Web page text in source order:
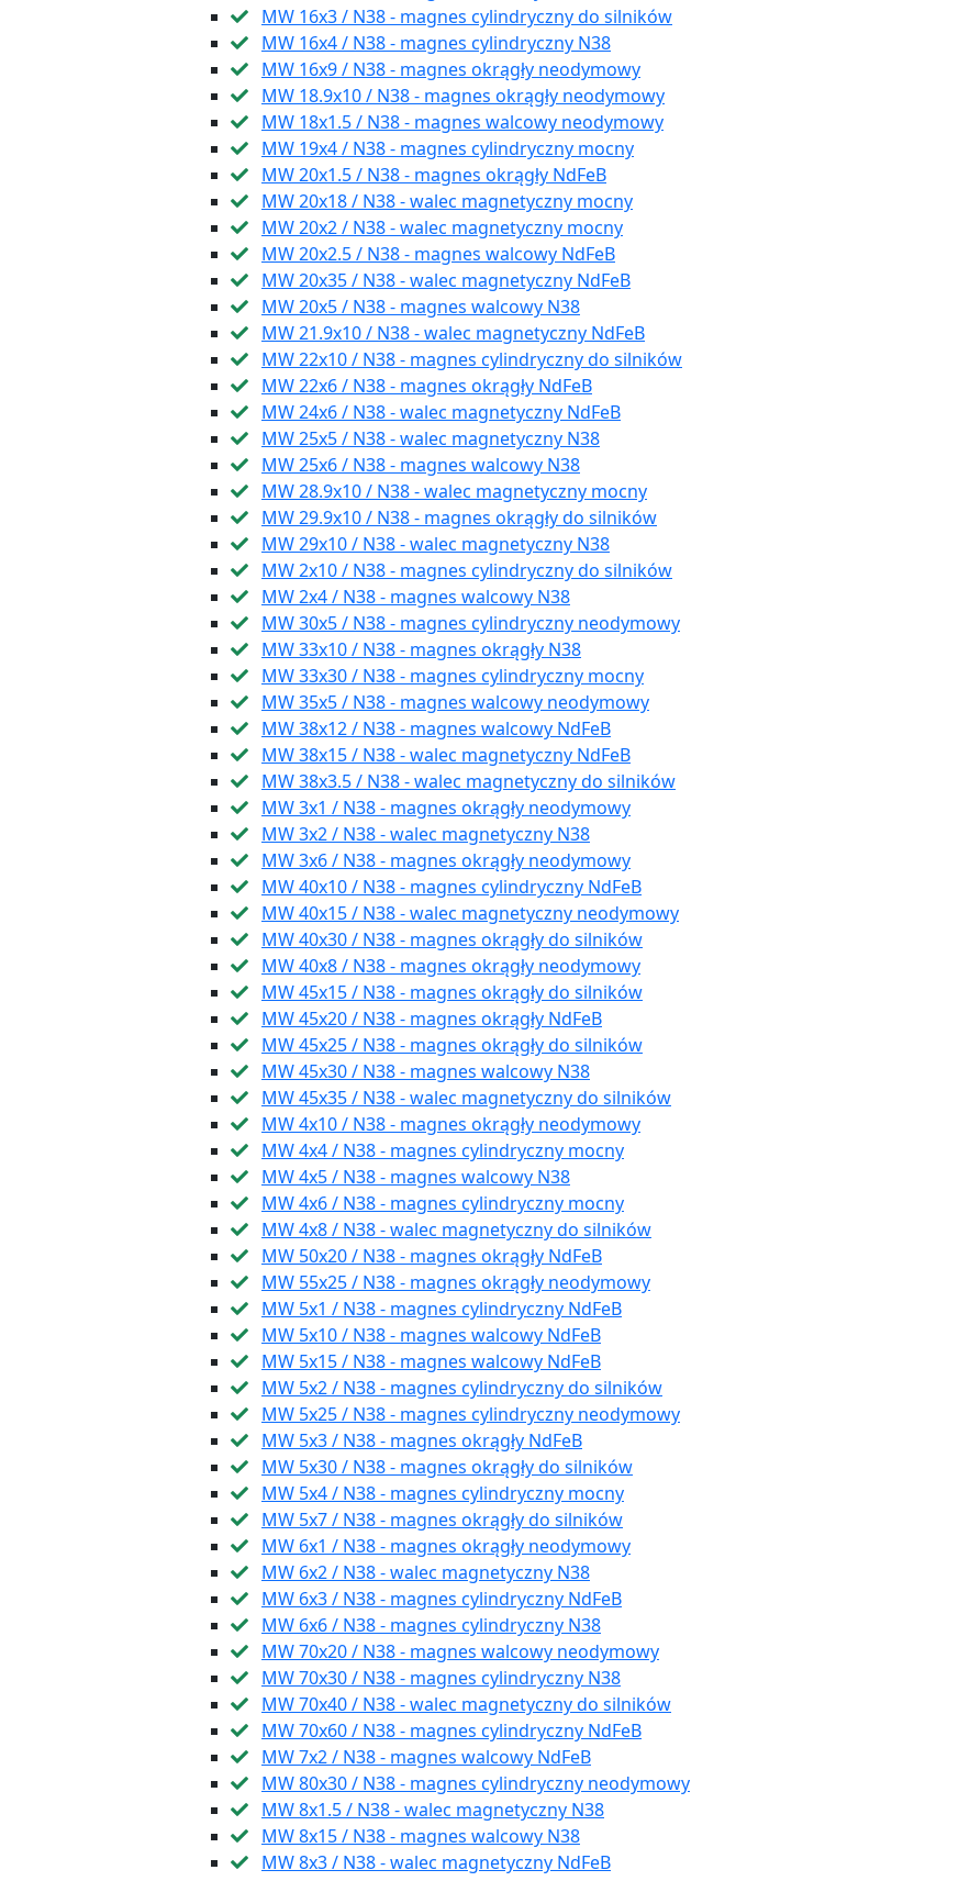
MW 16x3 / N38 - magnes cylindryczny do silników
MW 16x4 / N38 - magnes cylindryczny N38
MW 16x9 / N38 - magnes okrągły neodymowy
MW 18.9x10 / N38 - magnes okrągły neodymowy
MW 18x1.5 / N38 - magnes walcowy neodymowy
MW 19x4 / N38 - magnes cylindryczny mocny
MW 20x1.5 / N38 - magnes okrągły NdFeB
MW 20x18 / N38 - walec magnetyczny mocny
MW 20x2 / N38 - walec magnetyczny mocny
MW 20x2.5 / N38 - magnes walcowy NdFeB
MW 20x35 / N38 - walec magnetyczny NdFeB
MW 20x5 / N38 - magnes walcowy N38
MW 21.9x10 / N38 - walec magnetyczny NdFeB
MW 22x10 / N38 - magnes cylindryczny do silników
MW 22x6 / N38 - magnes okrągły NdFeB
MW 24x6 / N38 - walec magnetyczny NdFeB
MW 25x5 / N38 - walec magnetyczny N38
MW 25x6 / N38 - magnes walcowy N38
MW 28.9x10 / N38 - walec magnetyczny mocny
MW 29.9x10 / N38 - magnes okrągły do silników
MW 29x10 / N38 - walec magnetyczny N38
MW 2x10 / N38 - magnes cylindryczny do silników
MW 2x4 / N38 - magnes walcowy N38
MW 30x5 / N38 - magnes cylindryczny neodymowy
MW 33x10 / N38 - magnes okrągły N38
MW 33x30 / N38 - magnes cylindryczny mocny
MW 35x5 / N38 - magnes walcowy neodymowy
MW 38x12 / N38 - magnes walcowy NdFeB
MW 38x15 / N38 - walec magnetyczny NdFeB
MW 38x3.5 / N38 - walec magnetyczny do silników
MW 3x1 / N38 - magnes okrągły neodymowy
MW 3x2 / N38 - walec magnetyczny N38
MW 3x6 / N38 - magnes okrągły neodymowy
MW 40x10 / N38 - magnes cylindryczny NdFeB
MW 40x15 / N38 - walec magnetyczny neodymowy
MW 40x30 / N38 - magnes okrągły do silników
MW 40x8 / N38 - magnes okrągły neodymowy
MW 45x15 / N38 - magnes okrągły do silników
MW 45x20 / N38 - magnes okrągły NdFeB
MW 45x25 / N38 - magnes okrągły do silników
MW 45x30 / N38 - magnes walcowy N38
MW 45x35 / N38 - walec magnetyczny do silników
MW 4x10 / N38 - magnes okrągły neodymowy
MW 4x4 / N38 - magnes cylindryczny mocny
MW 4x5 / N38 - magnes walcowy N38
MW 4x6 / N38 - magnes cylindryczny mocny
MW 4x8 / N38 - walec magnetyczny do silników
MW 50x20 / N38 - magnes okrągły NdFeB
MW 55x25 / N38 - magnes okrągły neodymowy
MW 5x1 / N38 - magnes cylindryczny NdFeB
MW 5x10 / N38 - magnes walcowy NdFeB
MW 5x15 / N38 - magnes walcowy NdFeB
MW 5x2 / N38 - magnes cylindryczny do silników
MW 5x25 / N38 - magnes cylindryczny neodymowy
MW 5x3 / N38 - magnes okrągły NdFeB
MW 5x30 / N38 - magnes okrągły do silników
MW 5x4 / N38 - magnes cylindryczny mocny
MW 5x7 / N38 - magnes okrągły do silników
MW 6x1 / N38 - magnes okrągły neodymowy
MW 6x2 / N38 - walec magnetyczny N38
MW 6x3 / N38 - magnes cylindryczny NdFeB
MW 6x6 / N38 - magnes cylindryczny N38
MW 70x20 / N38 - magnes walcowy neodymowy
MW 70x30 / N38 - magnes cylindryczny N38
MW 70x40 / N38 - walec magnetyczny do silników
MW 70x60 / N38 - magnes cylindryczny NdFeB
MW 7x2 / N38 - magnes walcowy NdFeB
MW 80x30 / N38 - magnes cylindryczny neodymowy
MW 8x1.5 / N38 - walec magnetyczny N38
MW 8x15 / N38 - magnes walcowy N38
MW 8x3 / N38 - walec magnetyczny NdFeB